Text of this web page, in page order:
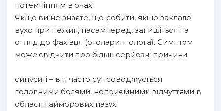
потемнінням в очах.
Якщо ви не знаєте, що робити, якщо заклало
вухо при нежиті, насамперед, запишіться на
огляд до фахівця (отоларинголога). Симптом
може свідчити про більш серйозні причини:
синуситі – він часто супроводжується
головними болями, неприємними відчуттями в
області гайморових пазух;